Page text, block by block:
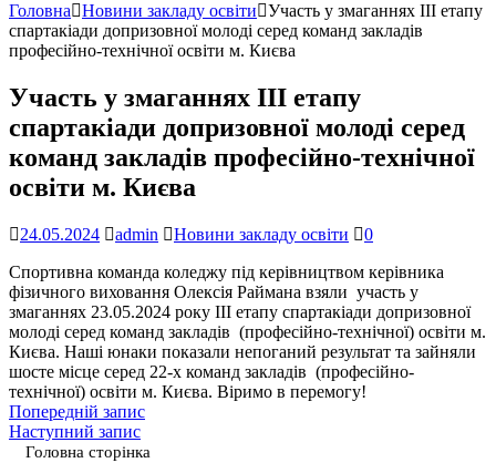
Головна Новини закладу освіти
Участь у змаганнях ІІІ етапу
спартакіади допризовної молоді серед команд закладів
професійно-технічної освіти м. Києва
Участь у змаганнях ІІІ етапу
спартакіади допризовної молоді серед
команд закладів професійно-технічної
освіти м. Києва
24.05.2024 admin Новини закладу освіти
0
Спортивна команда коледжу під керівництвом керівника
фізичного виховання Олексія Раймана взяли участь у
змаганнях 23.05.2024 року ІІІ етапу спартакіади допризовної
молоді серед команд закладів (професійно-технічної) освіти м.
Києва. Наші юнаки показали непоганий результат та зайняли
шосте місце серед 22-х команд закладів (професійно-
технічної) освіти м. Києва. Віримо в перемогу!
Попередній запис
Наступний запис
Головна сторінка